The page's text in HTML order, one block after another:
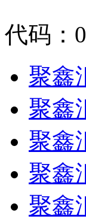
代码
聚鑫
聚鑫
聚鑫
聚鑫
聚鑫